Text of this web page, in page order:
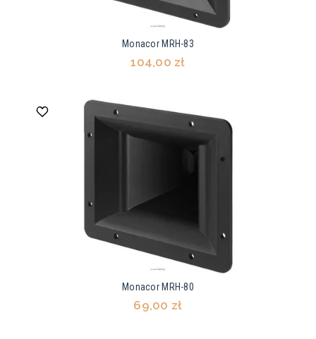
Monacor MRH-83
104,00 zł
Monacor MRH-80
69,00 zł